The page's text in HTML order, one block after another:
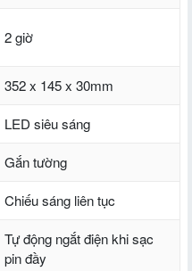
2 giờ
352 x 145 x 30mm
LED siêu sáng
Gắn tường
Chiếu sáng liên tục
Tự động ngắt điện khi sạc
pin đầy